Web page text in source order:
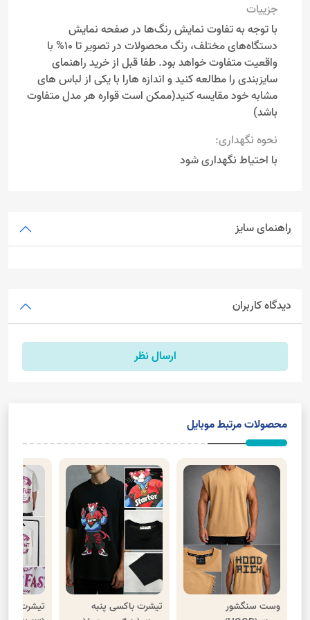
جزییات
با توجه به تفاوت نمایش رنگ‌ها در صفحه نمایش
دستگاه‌های مختلف، رنگ محصولات در تصویر تا 10% با
واقعیت متفاوت خواهد بود. طفا قبل از خرید راهنمای
سایزبندی را مطالعه کنید و اندازه هارا با یکی از لباس های
مشابه خود مقایسه کنید(ممکن است قواره هر مدل متفاوت
باشد)
نحوه نگهداری:
با احتیاط نگهداری شود
راهنمای سایز
دیدگاه کاربران
ارسال نظر
محصولات مرتبط موبایل
وست سنگشور
تیشرت باکسی پنبه
تیشرت پنبه